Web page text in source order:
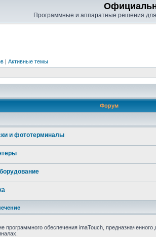
Программные и аппаратные решения
| Активные темы
Форум
и фототерминалы
программного обеспечения imaTouch, предназначенного